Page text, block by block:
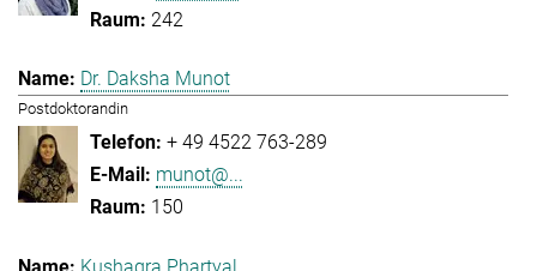
242
Dr. Daksha Munot
Postdoktorandin
+ 49 4522 763-289
munot@...
150
Kushagra Phartyal